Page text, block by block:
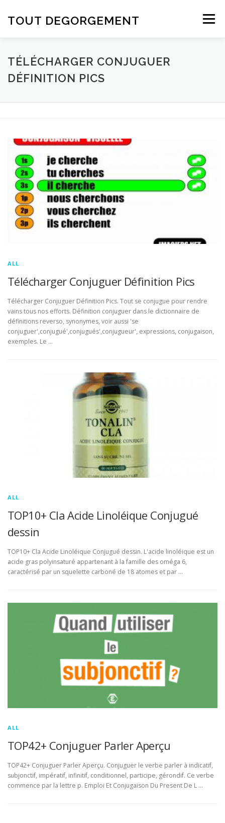
TOUT DEGORGEMENT Menu
TÉLÉCHARGER CONJUGUER
DÉFINITION PICS
ALL
Télécharger Conjuguer Définition Pics
Télécharger Conjuguer Définition Pics. Tout se conjugue pour rendre
vains tous nos efforts. Définition conjuguer dans le dictionnaire de
définitions reverso, synonymes, voir aussi 'se
conjuguer',conjugué',conjugués',conjugueur', expressions, conjugaison,
exemples. Le …
ALL
TOP10+ Cla Acide Linoléique Conjugué
dessin
TOP10+ Cla Acide Linoléique Conjugué dessin. L'acide linoléique est un
acide gras polyinsaturé appartenant à la famille des oméga 6,
caractérisé par un squelette carboné de 18 atomes et par …
ALL
TOP42+ Conjuguer Parler Aperçu
TOP42+ Conjuguer Parler Aperçu. Conjuguer le verbe parler à indicatif,
subjonctif, impératif, infinitif, conditionnel, participe, gérondif. Ce verbe
commence par la lettre p. Emploi Et Conjugaison Du Present De L …